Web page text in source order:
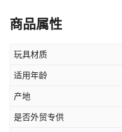
商品属性
玩具材质
适用年龄
产地
是否外贸专供